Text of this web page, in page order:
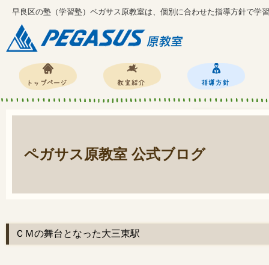
早良区の塾（学習塾）ペガサス原教室は、個別に合わせた指導方針で学
ペガサス原教室 公式ブログ
ＣＭの舞台となった大三東駅